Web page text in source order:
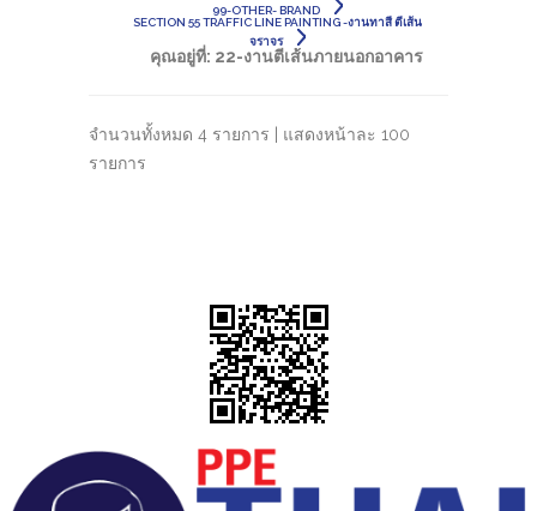
99-OTHER- BRAND
SECTION 55 TRAFFIC LINE PAINTING -งานทาสี ตีเส้น
จราจร
คุณอยู่ที่: 22-งานตีเส้นภายนอกอาคาร
จำนวนทั้งหมด 4 รายการ | แสดงหน้าละ 100
รายการ